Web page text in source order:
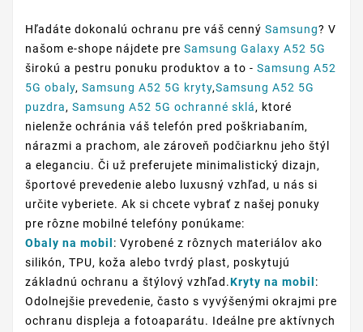
Hľadáte dokonalú ochranu pre váš cenný Samsung? V
našom e-shope nájdete pre Samsung Galaxy A52 5G
širokú a pestru ponuku produktov a to - Samsung A52
5G obaly, Samsung A52 5G kryty,Samsung A52 5G
puzdra, Samsung A52 5G ochranné sklá, ktoré
nielenže ochránia váš telefón pred poškriabaním,
nárazmi a prachom, ale zároveň podčiarknu jeho štýl
a eleganciu. Či už preferujete minimalistický dizajn,
športové prevedenie alebo luxusný vzhľad, u nás si
určite vyberiete. Ak si chcete vybrať z našej ponuky
pre rôzne mobilné telefóny ponúkame:
Obaly na mobil : Vyrobené z rôznych materiálov ako
silikón, TPU, koža alebo tvrdý plast, poskytujú
základnú ochranu a štýlový vzhľad.Kryty na mobil :
Odolnejšie prevedenie, často s vyvýšenými okrajmi pre
ochranu displeja a fotoaparátu. Ideálne pre aktívnych